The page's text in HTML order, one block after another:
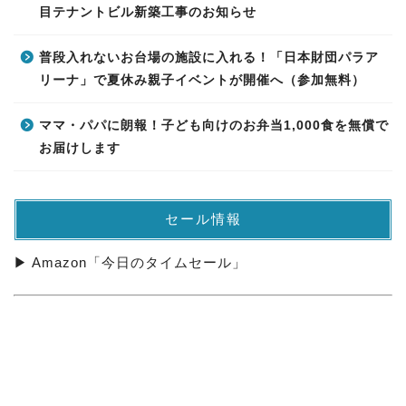
目テナントビル新築工事のお知らせ
普段入れないお台場の施設に入れる！「日本財団パラア
リーナ」で夏休み親子イベントが開催へ（参加無料）
ママ・パパに朗報！子ども向けのお弁当1,000食を無償で
お届けします
セール情報
▶ Amazon「今日のタイムセール」